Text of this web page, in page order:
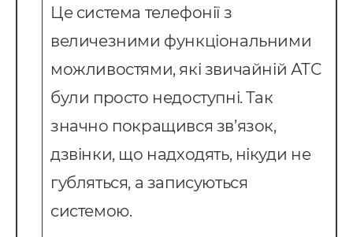
Це система телефонії з
величезними функціональними
можливостями, які звичайній АТС
були просто недоступні. Так
значно покращився зв’язок,
дзвінки, що надходять, нікуди не
губляться, а записуються
системою.